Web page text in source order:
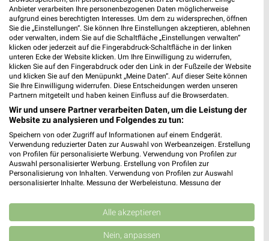
Decathlon Filialen & Öffnungszeiten in
folgenden Städten
› Decathlon in Berlin
› Decathlon in Hamburg
› Decathlon in München
› Decathlon in Köln
› Decathlon in Frankfurt (Main)
› Decathlon in Stuttgart
› Decathlon in Dortmund
› Decathlon in Düsseldorf
Anbieter verarbeiten Ihre personenbezogenen Daten möglicherweise
aufgrund eines berechtigten Interesses. Um dem zu widersprechen, öffnen
Sie die „Einstellungen“. Sie können Ihre Einstellungen akzeptieren, ablehnen
oder verwalten, indem Sie auf die Schaltfläche „Einstellungen verwalten“
klicken oder jederzeit auf die Fingerabdruck-Schaltfläche in der linken
unteren Ecke der Website klicken. Um Ihre Einwilligung zu widerrufen,
klicken Sie auf den Fingerabdruck oder den Link in der Fußzeile der Website
und klicken Sie auf den Menüpunkt „Meine Daten“. Auf dieser Seite können
Sie Ihre Einwilligung widerrufen. Diese Entscheidungen werden unseren
Partnern mitgeteilt und haben keinen Einfluss auf die Browserdaten.
Wir und unsere Partner verarbeiten Daten, um die Leistung der
Website zu analysieren und Folgendes zu tun:
Speichern von oder Zugriff auf Informationen auf einem Endgerät.
Verwendung reduzierter Daten zur Auswahl von Werbeanzeigen. Erstellung
von Profilen für personalisierte Werbung. Verwendung von Profilen zur
Auswahl personalisierter Werbung. Erstellung von Profilen zur
Personalisierung von Inhalten. Verwendung von Profilen zur Auswahl
personalisierter Inhalte. Messung der Werbeleistung. Messung der
Kombinationen von Daten aus verschiedenen Quellen. Entwicklung und
Verbesserung der Angebote. Verwendung reduzierter Daten zur Auswahl
von Inhalten.
Daten können außerhalb der Europäischen Union weitergegeben und in die
Alle akzeptieren
Nein, anpassen